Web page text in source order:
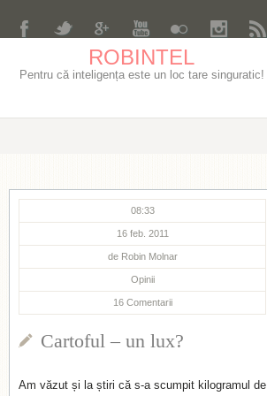
ROBINTEL
Pentru că inteligența este un loc tare singuratic!
08:33
16 feb. 2011
de Robin Molnar
Opinii
16 Comentarii
Cartoful – un lux?
Am văzut și la știri că s-a scumpit kilogramul de